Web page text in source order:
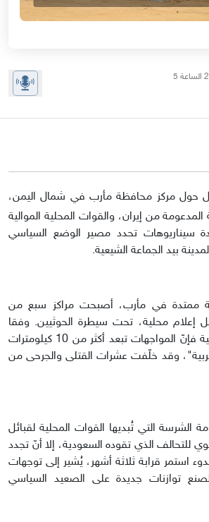
آخر تحديث في: 06-06-2024 الساعة 5
حول مركز محافظة مأرب في شمال اليمن،
المدعومة من إيران، والقوات المحلية الموالية
سيناريوهات تحدد مصير الوضع السياسي
بيد الجماعة الشيعية.
14 مديرية ممتدة في مأرب، أصبحت مراكز سبع من
إعلام محلية، تحت سيطرة الحوثيين. وفقا
لوكالة الصحافة الفرنسية فإنّ المواجهات تبعد أكثر من 10 كيلومترات
وقد خلّفت عشرات القتلى والجرحى من
الشرسة التي تُبديها القوات المحلية لقبائل
للتحالف الذي تقوده السعودية، إلا أنّ تجدد
استمر قرابة ثلاثة أشهر، يُشير إلى توجهات
لصنع توازنات جديدة على الصعيد السياسي